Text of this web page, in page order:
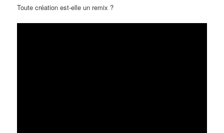
Toute création est-elle un remix ?